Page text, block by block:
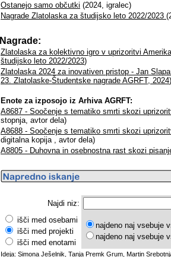
Ostanejo samo občutki (2024, igralec)
Nagrade Zlatolaska za študijsko leto 2022/2023
Nagrade:
Zlatolaska za kolektivno igro v uprizoritvi
študijsko leto 2022/2023)
Zlatolaska 2024 za inovativen pristop - Jan
23. Zlatolaske-Študentske nagrade AGRFT, 2024)
Enote za izposojo iz Arhiva AGRFT:
A8687 - Soočenje s tematiko smrti skozi
stopnja, avtor dela)
A8688 - Soočenje s tematiko smrti skozi
digitalna kopija , avtor dela)
A8805 - Duhovna in osebnostna rast skozi
Najdi niz:
išči med osebami
išči med projekti
išči med enotami
najdeno naj vsebuje
najdeno naj vsebuje
Ideja: Simona Ješelnik, Tanja Premk Grum, Martin